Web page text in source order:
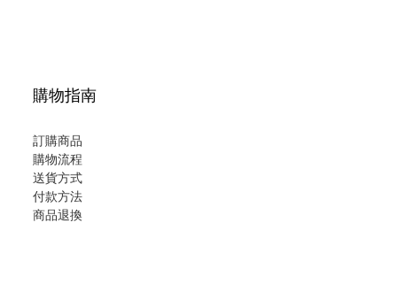
購物指南
訂購商品
購物流程
送貨方式
付款方法
商品退換